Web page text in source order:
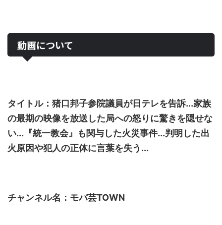
動画について
タイトル：猪口邦子参院議員が日テレを告訴...家族
の最期の映像を放送した局への怒りに驚きを隠せな
い...『統一教会』も関与した火災事件...判明した出
火原因や犯人の正体に言葉を失う...
チャンネル名：モバ芸TOWN